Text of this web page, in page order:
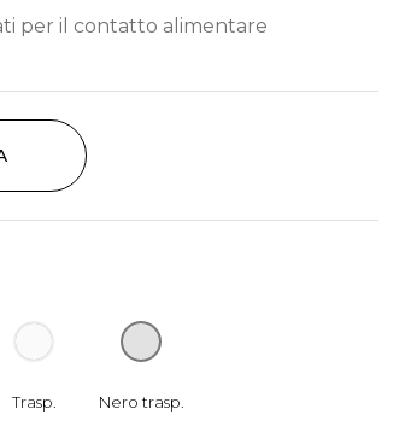
per il contatto alimentare